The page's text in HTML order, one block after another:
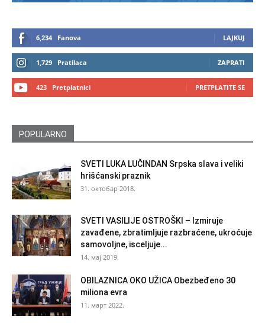
6,234 Fanova LAJKUJ
1,729 Pratilaca ZAPRATI
423 Pretplatnici PRETPLATITE SE
POPULARNO
SVETI LUKA LUČINDAN Srpska slava i veliki
hrišćanski praznik
31. октобар 2018.
SVETI VASILIJE OSTROŠKI – Izmiruje
zavađene, zbratimljuje razbraćene, ukroćuje
samovoljne, isceljuje...
14. мај 2019.
OBILAZNICA OKO UŽICA Obezbeđeno 30
miliona evra
11. март 2022.